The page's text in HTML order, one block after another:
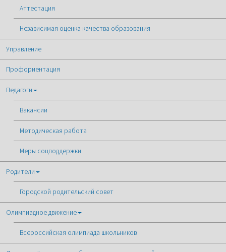
Аттестация
Независимая оценка качества образования
Управление
Профориентация
Педагоги
Вакансии
Методическая работа
Меры соцподдержки
Родители
Городской родительский совет
Олимпиадное движение
Всероссийская олимпиада школьников